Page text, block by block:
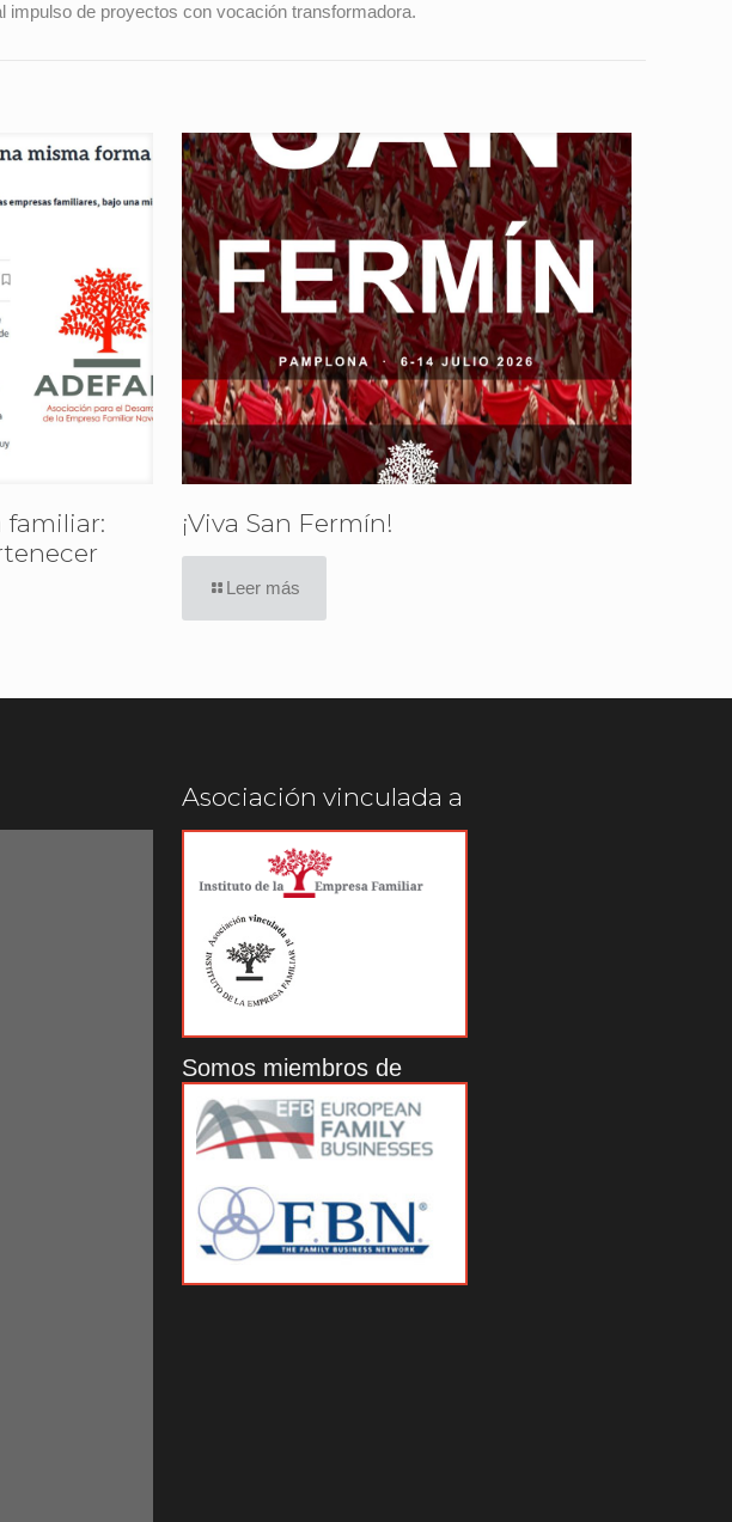
impulso de proyectos con vocación transformadora.
familiar:
¡Viva San Fermín!
Leer más
Asociación vinculada a
Somos miembros de